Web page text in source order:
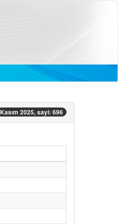
Kasım 2025, sayi: 696